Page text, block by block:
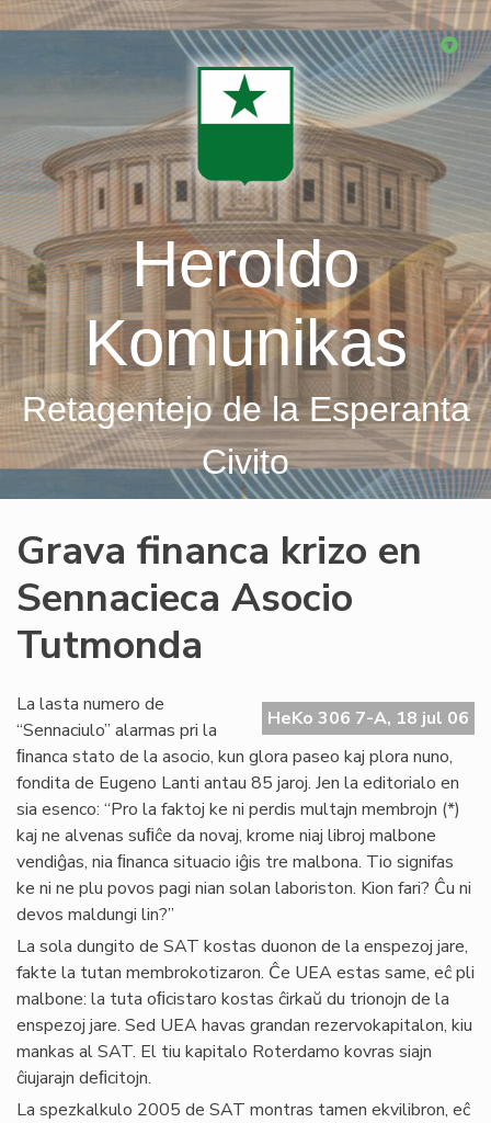
Skip
Heroldo
Komunikas
Retagentejo de la Esperanta
Civito
Grava financa krizo en
Sennacieca Asocio
Tutmonda
HeKo 306 7-A, 18 jul 06
La lasta numero de
“Sennaciulo” alarmas pri la
ﬁnanca stato de la asocio, kun glora paseo kaj plora nuno,
fondita de Eugeno Lanti antau 85 jaroj. Jen la editorialo en
sia esenco: “Pro la faktoj ke ni perdis multajn membrojn (*)
kaj ne alvenas suﬁĉe da novaj, krome niaj libroj malbone
vendiĝas, nia ﬁnanca situacio iĝis tre malbona. Tio signifas
ke ni ne plu povos pagi nian solan laboriston. Kion fari? Ĉu ni
devos maldungi lin?”
La sola dungito de SAT kostas duonon de la enspezoj jare,
fakte la tutan membrokotizaron. Ĉe UEA estas same, eĉ pli
malbone: la tuta oﬁcistaro kostas ĉirkaŭ du trionojn de la
enspezoj jare. Sed UEA havas grandan rezervokapitalon, kiu
mankas al SAT. El tiu kapitalo Roterdamo kovras siajn
ĉiujarajn deﬁcitojn.
La spezkalkulo 2005 de SAT montras tamen ekvilibron, eĉ